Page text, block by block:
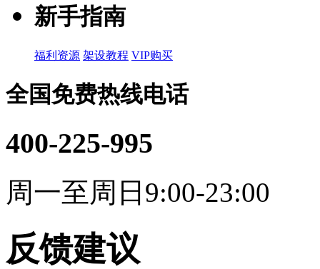
新手指南
福利资源 架设教程 VIP购买
全国免费热线电话
400-225-995
周一至周日9:00-23:00
反馈建议